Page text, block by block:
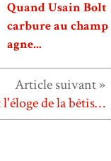
Quand Usain Bolt
carbure au champ
agne...
Quand Diesel fait l'éloge de la bêtise...